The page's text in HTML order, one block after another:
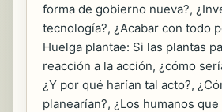
forma de gobierno nueva?,
tecnología?, ¿Acabar con todo
Huelga plantae: Si las plantas
reacción a la acción, ¿cómo
¿Y por qué harían tal acto?,
planearían?, ¿Los humanos